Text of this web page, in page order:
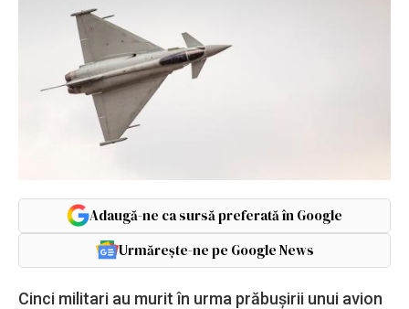
Adaugă-ne ca sursă preferată în Google
Urmărește-ne pe Google News
Cinci militari au murit în urma prăbuşirii unui avion